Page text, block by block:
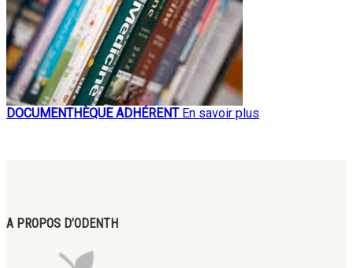
DOCUMENTHÈQUE ADHÉRENT En savoir plus
A PROPOS D’ODENTH